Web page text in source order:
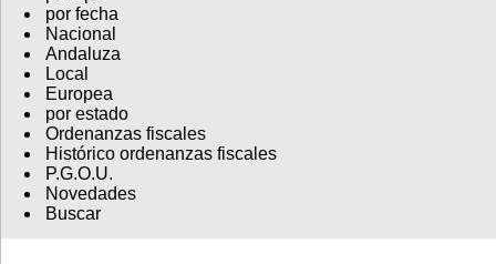
por fecha
Nacional
Andaluza
Local
Europea
por estado
Ordenanzas fiscales
Histórico ordenanzas fiscales
P.G.O.U.
Novedades
Buscar